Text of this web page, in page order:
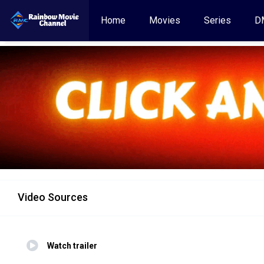
Home Movies Series
Video Sources
Watch trailer